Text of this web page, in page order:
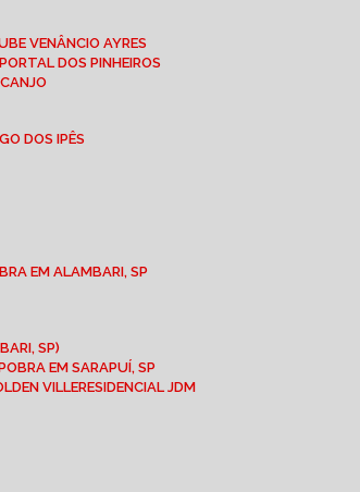
VENÂNCIO AYRES
PORTAL DOS PINHEIROS
DOS IPÊS
OBRA EM ALAMBARI, SP
SP)
OBRA EM SARAPUÍ, SP
VILLE RESIDENCIAL JDM